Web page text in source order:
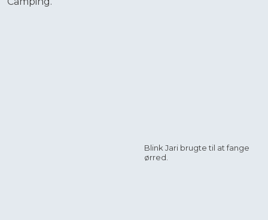
Blink Jari brugte til at fange
ørred.